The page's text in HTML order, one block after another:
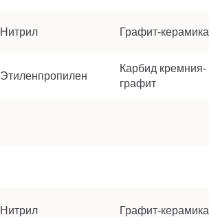
Нитрил Графит-керамика
Этиленпропилен
Карбид кремния-
графит
Нитрил Графит-керамика